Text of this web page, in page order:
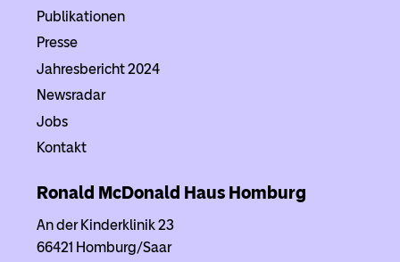
Publikationen
Presse
Jahresbericht 2024
Newsradar
Jobs
Kontakt
Ronald McDonald Haus Homburg
An der Kinderklinik 23
66421 Homburg/Saar